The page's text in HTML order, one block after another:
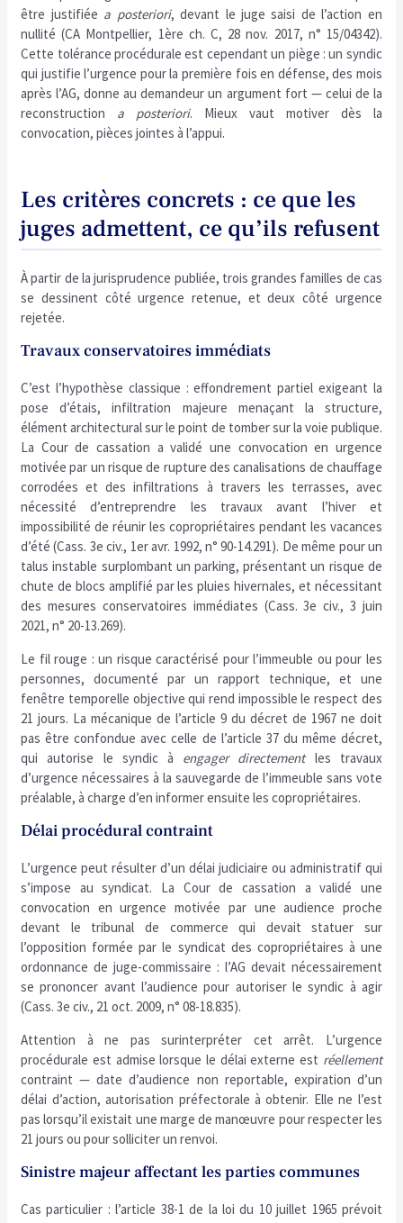
être justifiée a posteriori, devant le juge saisi de l’action en
nullité (CA Montpellier, 1ère ch. C, 28 nov. 2017, n° 15/04342).
Cette tolérance procédurale est cependant un piège : un syndic
qui justifie l’urgence pour la première fois en défense, des mois
après l’AG, donne au demandeur un argument fort — celui de la
reconstruction a posteriori. Mieux vaut motiver dès la
convocation, pièces jointes à l’appui.
Les critères concrets : ce que les
juges admettent, ce qu’ils refusent
À partir de la jurisprudence publiée, trois grandes familles de cas
se dessinent côté urgence retenue, et deux côté urgence
rejetée.
Travaux conservatoires immédiats
C’est l’hypothèse classique : effondrement partiel exigeant la
pose d’étais, infiltration majeure menaçant la structure,
élément architectural sur le point de tomber sur la voie publique.
La Cour de cassation a validé une convocation en urgence
motivée par un risque de rupture des canalisations de chauffage
corrodées et des infiltrations à travers les terrasses, avec
nécessité d’entreprendre les travaux avant l’hiver et
impossibilité de réunir les copropriétaires pendant les vacances
d’été (Cass. 3e civ., 1er avr. 1992, n° 90-14.291). De même pour un
talus instable surplombant un parking, présentant un risque de
chute de blocs amplifié par les pluies hivernales, et nécessitant
des mesures conservatoires immédiates (Cass. 3e civ., 3 juin
2021, n° 20-13.269).
Le fil rouge : un risque caractérisé pour l’immeuble ou pour les
personnes, documenté par un rapport technique, et une
fenêtre temporelle objective qui rend impossible le respect des
21 jours. La mécanique de l’article 9 du décret de 1967 ne doit
pas être confondue avec celle de l’article 37 du même décret,
qui autorise le syndic à engager directementles travaux
d’urgence nécessaires à la sauvegarde de l’immeuble sans vote
préalable, à charge d’en informer ensuite les copropriétaires.
Délai procédural contraint
L’urgence peut résulter d’un délai judiciaire ou administratif qui
s’impose au syndicat. La Cour de cassation a validé une
convocation en urgence motivée par une audience proche
devant le tribunal de commerce qui devait statuer sur
l’opposition formée par le syndicat des copropriétaires à une
ordonnance de juge-commissaire : l’AG devait nécessairement
se prononcer avant l’audience pour autoriser le syndic à agir
(Cass. 3e civ., 21 oct. 2009, n° 08-18.835).
Attention à ne pas surinterpréter cet arrêt. L’urgence
procédurale est admise lorsque le délai externe est réellement
contraint — date d’audience non reportable, expiration d’un
délai d’action, autorisation préfectorale à obtenir. Elle ne l’est
pas lorsqu’il existait une marge de manœuvre pour respecter les
21 jours ou pour solliciter un renvoi.
Sinistre majeur affectant les parties communes
Cas particulier : l’article 38-1 de la loi du 10 juillet 1965 prévoit